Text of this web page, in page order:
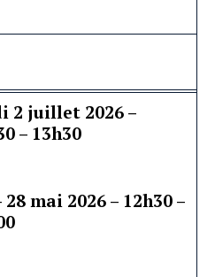
2 juillet 2026 –
– 13h30
28 mai 2026 – 12h30 –